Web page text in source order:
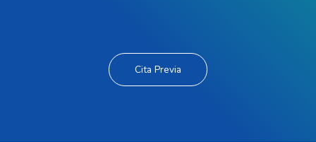
Cita Previa